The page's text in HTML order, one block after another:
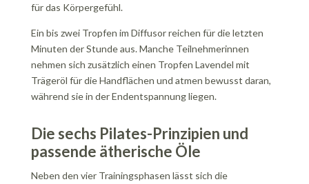
für das Körpergefühl.
Ein bis zwei Tropfen im Diffusor reichen für die letzten
Minuten der Stunde aus. Manche Teilnehmerinnen
nehmen sich zusätzlich einen Tropfen Lavendel mit
Trägeröl für die Handflächen und atmen bewusst daran,
während sie in der Endentspannung liegen.
Die sechs Pilates-Prinzipien und
passende ätherische Öle
Neben den vier Trainingsphasen lässt sich die